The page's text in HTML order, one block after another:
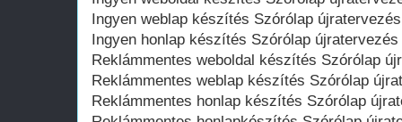
Ingyen weblap készítés Szórólap újratervezés
Ingyen honlap készítés Szórólap újratervezés
Reklámmentes weboldal készítés Szórólap
Reklámmentes weblap készítés Szórólap
Reklámmentes honlap készítés Szórólap